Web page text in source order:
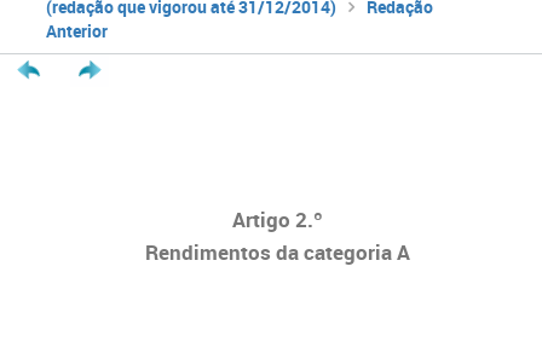
(redação que vigorou até 31/12/2014)
Redação
Anterior
Artigo 2.º
Rendimentos da categoria A